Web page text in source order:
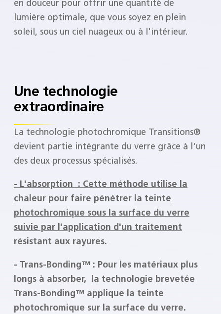
en douceur pour offrir une quantité de
lumière optimale, que vous soyez en plein
soleil, sous un ciel nuageux ou à l'intérieur.
Une technologie
extraordinaire
La technologie photochromique Transitions®
devient partie intégrante du verre grâce à l'un
des deux processus spécialisés.
- L'absorption : Cette méthode utilise la
chaleur pour faire pénétrer la teinte
photochromique sous la surface du verre
suivie par l'application d'un traitement
résistant aux rayures.
- Trans-Bonding™ : Pour les matériaux plus
longs à absorber, la technologie brevetée
Trans-Bonding™ applique la teinte
photochromique sur la surface du verre.